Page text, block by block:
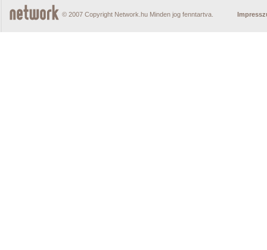
© 2007 Copyright Network.hu Minden jog fenntartva.